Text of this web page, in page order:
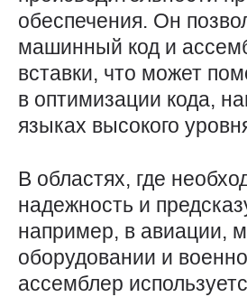
обеспечения. Он
машинный код и
вставки, что может
в оптимизации кода,
языках высокого
В областях, где
надежность и
например, в авиации,
оборудовании и
ассемблер